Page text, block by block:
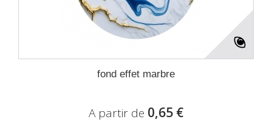
fond effet marbre
A partir de 0,65 €